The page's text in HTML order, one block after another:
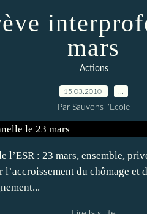
mars
Actions
15.03.2010
Par Sauvons l'Ecole
l’ESR : 23 mars, ensemble,
du chômage et